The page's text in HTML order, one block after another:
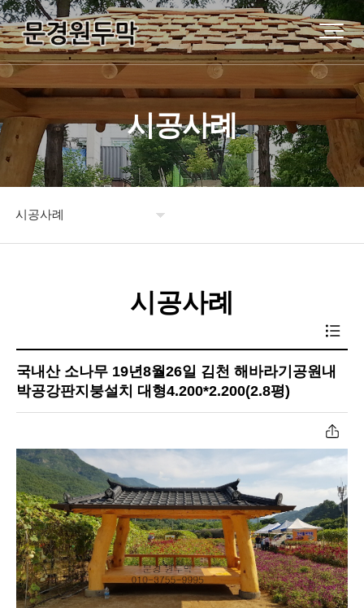
시공사례
시공사례
공장작업과정
원두막자재입고
온라인문의
고객센터
시공사례
국내산 소나무 19년8월26일 김천 해바라기공원내
박공강판지붕설치 대형4.200*2.200(2.8평)